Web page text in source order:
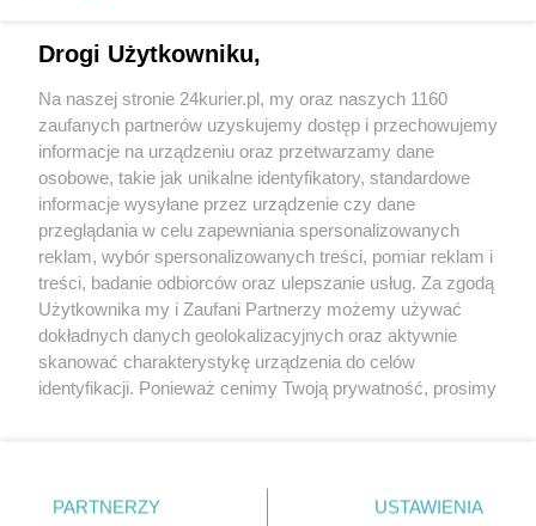
Zapamiętać?
Zaloguj
Zapomniałem hasła
Copyright © 2022 Kurier Szczeciński sp. z o.o.
Drogi Użytkowniku,
Na naszej stronie 24kurier.pl, my oraz naszych 1160
zaufanych partnerów uzyskujemy dostęp i przechowujemy
informacje na urządzeniu oraz przetwarzamy dane
osobowe, takie jak unikalne identyfikatory, standardowe
informacje wysyłane przez urządzenie czy dane
przeglądania w celu zapewniania spersonalizowanych
reklam, wybór spersonalizowanych treści, pomiar reklam i
treści, badanie odbiorców oraz ulepszanie usług. Za zgodą
Użytkownika my i Zaufani Partnerzy możemy używać
dokładnych danych geolokalizacyjnych oraz aktywnie
skanować charakterystykę urządzenia do celów
identyfikacji. Ponieważ cenimy Twoją prywatność, prosimy
prywatności znajdujący się w lewym dolnym rogu strony
. Niektóre rodzaje przetwarzania danych nie wymagają
PARTNERZY USTAWIENIA